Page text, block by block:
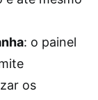
: o painel
os